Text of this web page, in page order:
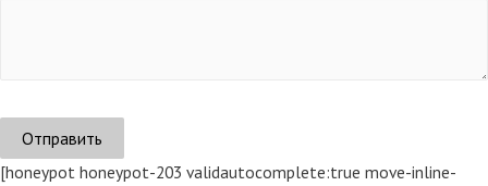
[honeypot honeypot-203 validautocomplete:true move-inline-